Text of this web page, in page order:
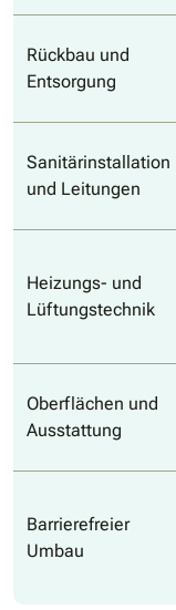
Rückbau und
Entsorgung
Sanitärinstallation
und Leitungen
Heizungs- und
Lüftungstechnik
Oberflächen und
Ausstattung
Barrierefreier
Umbau